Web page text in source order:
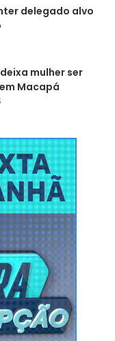
também
delegado alvo
mulher ser
Macapá